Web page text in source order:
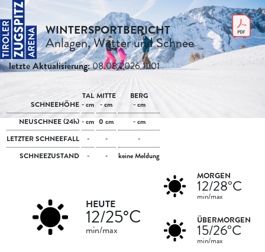
WINTERSPORTBERICHT
Anlagen, Wetter und Schnee
letzte Aktualisierung:08.08.2026 11:01
SCHNEEHÖHE
TAL
- cm
MITTE
- cm
BERG
- cm
NEUSCHNEE (24h) - cm 0 cm
- cm
LETZTER SCHNEEFALL
- -
-
SCHNEEZUSTAND
- - keine Meldung
HEUTE
12/25°C
min/max
MORGEN
12/28°C
min/max
ÜBERMORGEN
15/26°C
min/max